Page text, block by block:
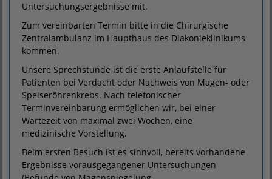
Untersuchungsergebnisse mit.
Zum vereinbarten Termin bitte in die Chirurgische
Zentralambulanz im Haupthaus des Diakonieklinikums
kommen.
Unsere Sprechstunde ist die erste Anlaufstelle für
Patienten bei Verdacht oder Nachweis von Magen- oder
Speiseröhrenkrebs. Nach telefonischer
Terminvereinbarung ermöglichen wir, bei einer
Wartezeit von maximal zwei Wochen, eine
medizinische Vorstellung.
Beim ersten Besuch ist es sinnvoll, bereits vorhandene
Ergebnisse vorausgegangener Untersuchungen